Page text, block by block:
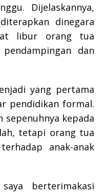
Dijelaskannya,
dinegara
libur orang tua
dan
yang pertama
pendidikan formal.
kepada
tetapi orang tua
anak-anak
berterimakasi